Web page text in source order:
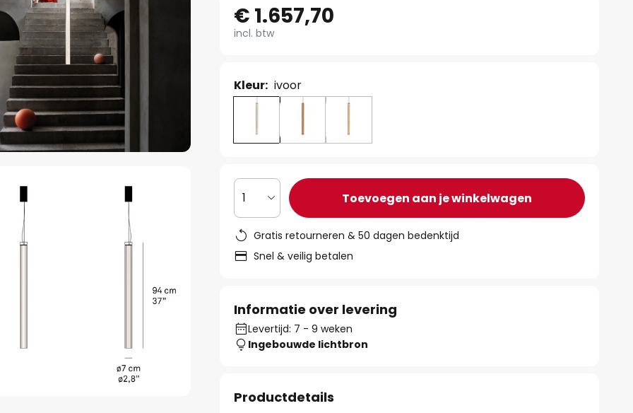
€ 1.657,70
incl. btw
Kleur: ivoor
1 Toevoegen aan je winkelwagen
Gratis retourneren & 50 dagen bedenktijd
Snel & veilig betalen
Informatie over levering
Levertijd: 7 - 9 weken
Ingebouwde lichtbron
Productdetails